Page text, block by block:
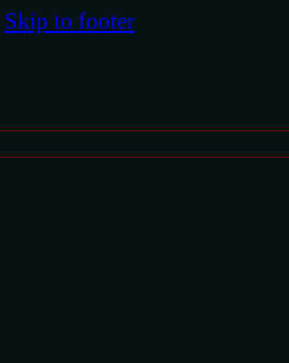
Skip to footer